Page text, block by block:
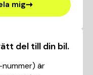
del till din bil.
är
mig